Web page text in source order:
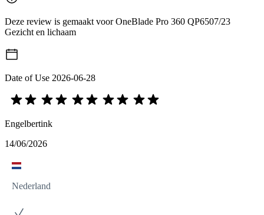
Deze review is gemaakt voor OneBlade Pro 360 QP6507/23
Gezicht en lichaam
Date of Use 2026-06-28
Engelbertink
14/06/2026
Nederland